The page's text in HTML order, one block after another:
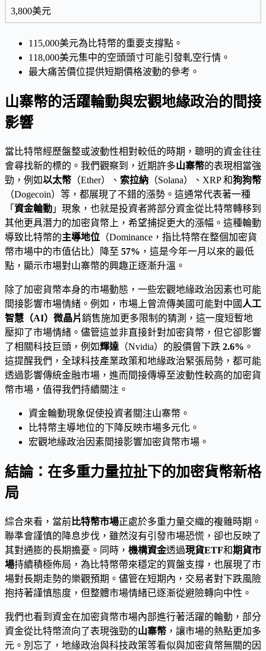
3,800美元
115,000美元為比特幣的重要支撐點。
118,000美元集中的空頭頭寸可能引發軋空行情。
最大痛苦價位提供短期價格波動的參考。
山寨幣的活躍輪動與宏觀地緣政治的間接
影響
當比特幣經歷盤整或波動性相對較低的時期，聰明的資金往往
會尋找新的標的。我們觀察到，近期許多山寨幣的表現相當強
勁，例如以太幣 （Ether）、 索拉納 （Solana）、XRP 和狗狗幣
（Dogecoin）等，都展現了不錯的漲勢。這通常代表著一種
「 資金輪動 」現象，也就是投資者將部分資金從比特幣轉移到
其他更具潛力的加密貨幣上，希望捕捉更大的漲幅。這種輪動
導致比特幣的主導地位 （Dominance，指比特幣在整個加密貨
幣市場中的市值佔比）降至 57% ，這是今年一月以來的最低
點，顯示市場對山寨幣的興趣正逐漸升溫。
除了加密貨幣本身的市場動態，一些宏觀地緣政治因素也可能
間接影響市場情緒。例如，市場上曾流傳美國可能對中國 人工
智慧（AI）微晶片銷售施加更多限制的猜測，這一度短暫地
壓抑了市場情緒。儘管這並非直接針對加密貨幣，但它卻影響
了相關科技巨頭，例如輝達 （Nvidia）的股價曾下跌 2.6% 。
這提醒我們，全球科技產業政策和地緣政治緊張局勢，都可能
透過影響傳統金融市場，進而間接傳導至波動性較高的加密貨
幣市場，值得我們持續關注。
資金輪動現象促使投資者關注山寨幣。
比特幣主導地位的下降反映市場多元化。
宏觀地緣政治因素間接影響加密貨幣市場。
結論：在多重力量拉扯下的加密貨幣新格
局
綜合來看，當前 比特幣市場正處於多重力量交織的複雜時期。
聯準會謹慎的降息步伐，雖然沒有引發市場恐慌，卻也反映了
其對通膨的長期擔憂。同時， 機構資金透過現貨ETF和期貨市
場持續積極佈局，為比特幣帶來穩定的買盤支撐，也展現了市
場對長期走勢的樂觀預期。儘管在短期內，交易者對下跌風險
抱持著謹慎態度，但整體市場情緒已逐漸從避險轉向中性。
我們也看到資金在加密貨幣市場內部進行著活躍的輪動，部分
資金從比特幣流向了表現強勁的山寨幣 ，讓市場的熱點更加多
元。別忘了，地緣政治與科技政策等看似與加密貨幣無關的因